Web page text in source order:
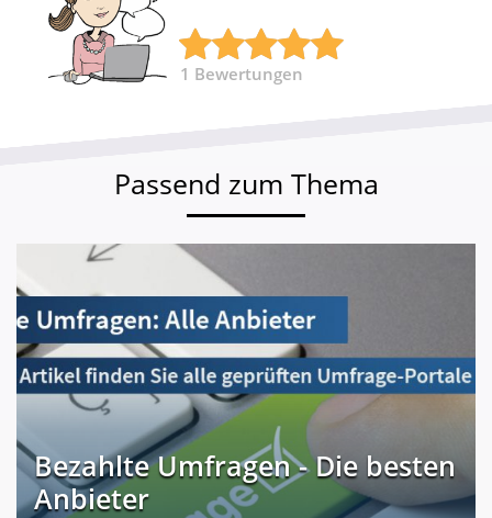
1 Bewertungen
Passend zum Thema
Bezahlte Umfragen - Die besten
Anbieter